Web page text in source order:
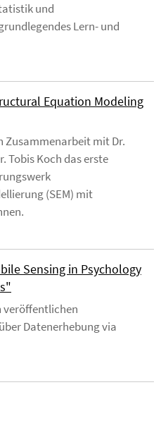
und
Lern- und
Equation Modeling
Zusammenarbeit mit Dr.
Tobis Koch das erste
(SEM) mit
Sensing in Psychology
veröffentlichen
Datenerhebung via